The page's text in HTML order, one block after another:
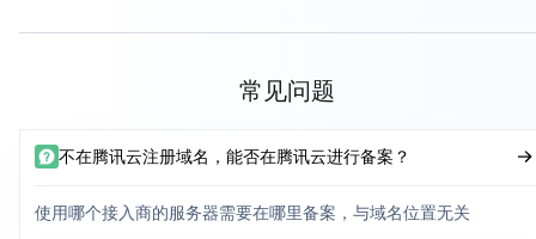
常见问题
不在腾讯云注册域名，能否在腾讯云进行备案？
使用哪个接入商的服务器需要在哪里备案，与域名位置无关